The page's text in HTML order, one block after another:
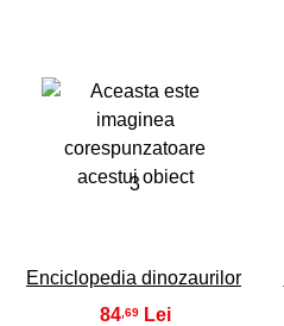
3
Enciclopedia dinozaurilor
84 ,69